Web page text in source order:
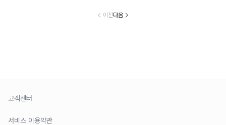
이전다음
고객센터
서비스 이용약관